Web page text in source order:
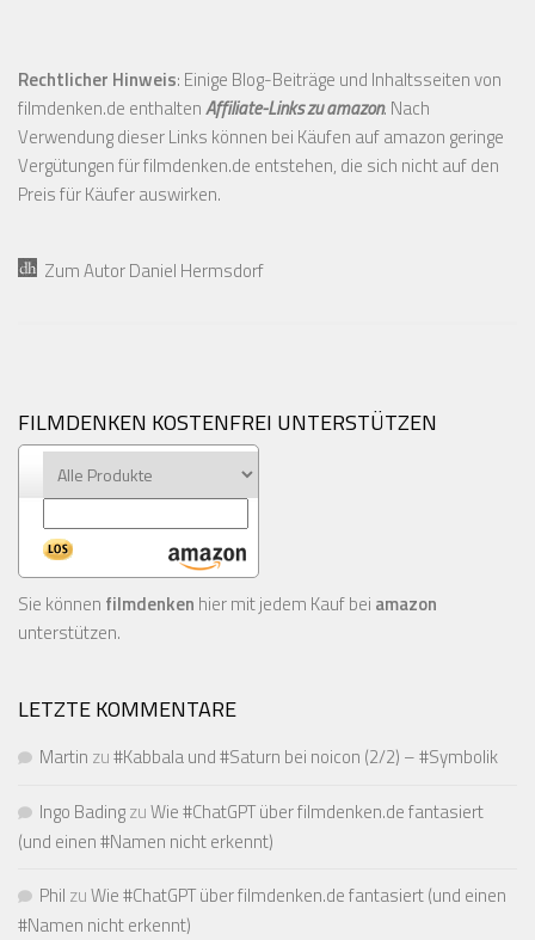
Rechtlicher Hinweis: Einige Blog-Beiträge und Inhaltsseiten von
filmdenken.de enthaltenAffiliate-Links zu amazon. Nach
Verwendung dieser Links können bei Käufen auf amazon geringe
Vergütungen für filmdenken.de entstehen, die sich nicht auf den
Preis für Käufer auswirken.
Zum Autor Daniel Hermsdorf
FILMDENKEN KOSTENFREI UNTERSTÜTZEN
Sie können filmdenken hier mit jedem Kauf bei amazon
unterstützen.
LETZTE KOMMENTARE
Martin zu#Kabbala und #Saturn bei noicon (2/2) – #Symbolik
Ingo BadingzuWie #ChatGPT über filmdenken.de fantasiert
(und einen #Namen nicht erkennt)
Phil zuWie #ChatGPT über filmdenken.de fantasiert (und einen
#Namen nicht erkennt)